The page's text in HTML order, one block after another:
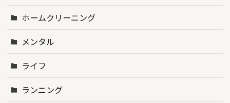
ホームクリーニング
メンタル
ライフ
ランニング